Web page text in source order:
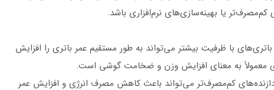
کم‌مصرف‌تر یا بهینه‌سازی‌های نرم‌افزاری باشد.
با ظرفیت بیشتر می‌تواند به طور مستقیم عمر باتری را افزایش
معمولاً به معنای افزایش وزن و ضخامت گوشی است.
کم‌مصرف‌تر می‌تواند باعث کاهش مصرف انرژی و افزایش عمر